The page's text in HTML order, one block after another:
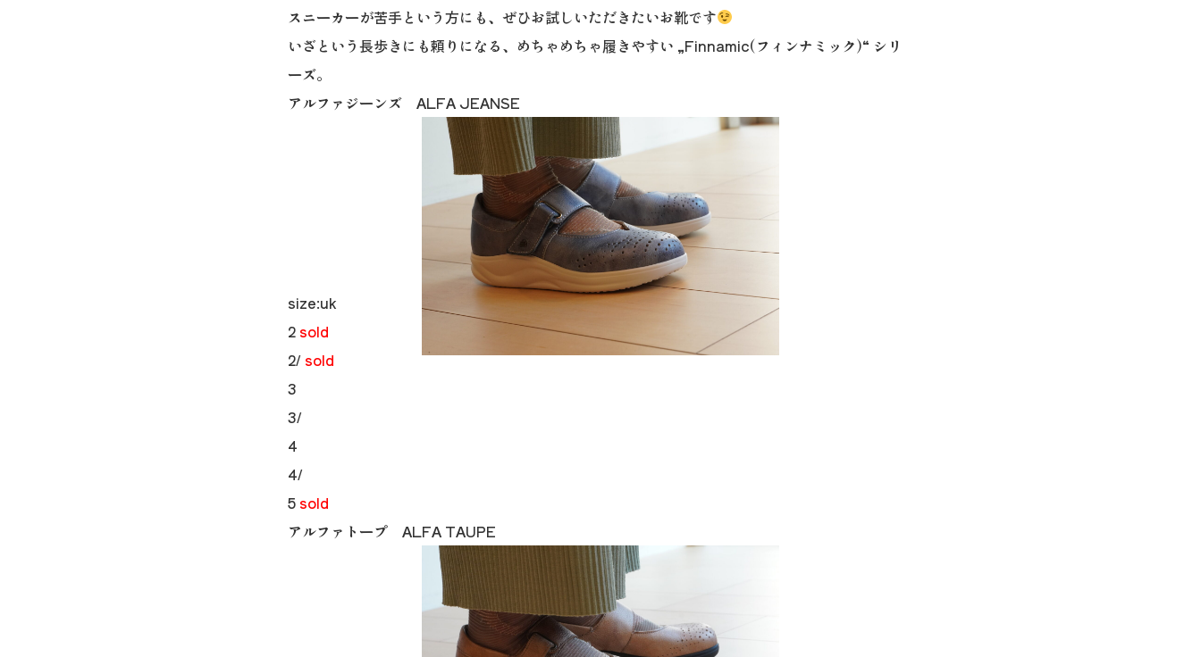
スニーカーが苦手という方にも、ぜひお試しいただきたいお靴です
いざという長歩きにも頼りになる、めちゃめちゃ履きやすい „Finnamic(フィンナミック)“ シリ
ーズ。
アルファジーンズ ALFA JEANSE
Previous
size:uk
2 sold
2/ sold
3
3/
4
4/
5 sold
アルファトープ ALFA TAUPE
3
Previous